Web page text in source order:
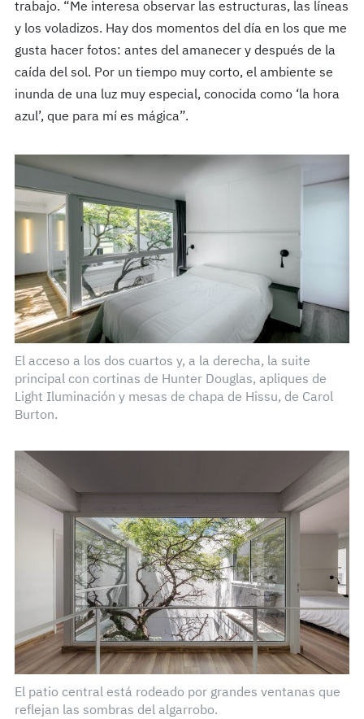
trabajo. “Me interesa observar las estructuras, las líneas
y los voladizos. Hay dos momentos del día en los que me
gusta hacer fotos: antes del amanecer y después de la
caída del sol. Por un tiempo muy corto, el ambiente se
inunda de una luz muy especial, conocida como ‘la hora
azul’, que para mí es mágica”.
El acceso a los dos cuartos y, a la derecha, la suite
principal con cortinas de Hunter Douglas, apliques de
Light Iluminación y mesas de chapa de Hissu, de Carol
Burton.
El patio central está rodeado por grandes ventanas que
reflejan las sombras del algarrobo.